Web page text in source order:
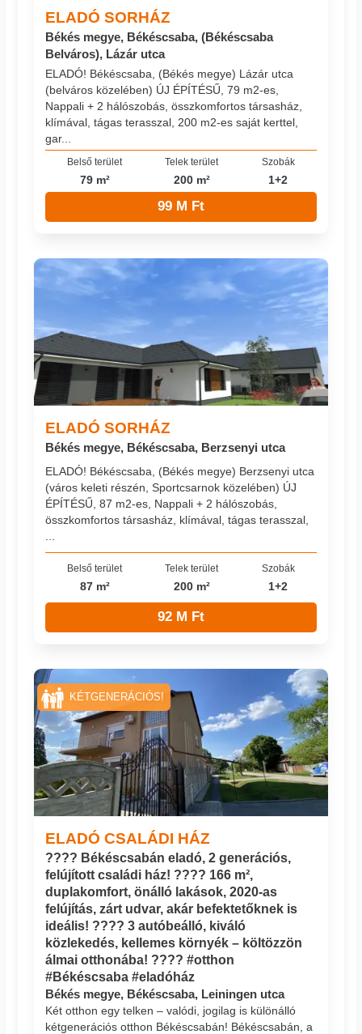
ELADÓ SORHÁZ
Békés megye, Békéscsaba, (Békéscsaba
Belváros), Lázár utca
ELADÓ! Békéscsaba, (Békés megye) Lázár utca
(belváros közelében) ÚJ ÉPÍTÉSŰ, 79 m2-es,
Nappali + 2 hálószobás, összkomfortos társasház,
klímával, tágas terasszal, 200 m2-es saját kerttel,
gar...
Belső terület
79 m²
Telek terület
200 m²
Szobák
1+2
99 M Ft
ELADÓ SORHÁZ
Békés megye, Békéscsaba, Berzsenyi utca
ELADÓ! Békéscsaba, (Békés megye) Berzsenyi utca
(város keleti részén, Sportcsarnok közelében) ÚJ
ÉPÍTÉSŰ, 87 m2-es, Nappali + 2 hálószobás,
összkomfortos társasház, klímával, tágas terasszal,
...
Belső terület
87 m²
Telek terület
200 m²
Szobák
1+2
92 M Ft
ELADÓ CSALÁDI HÁZ
???? Békéscsabán eladó, 2 generációs,
felújított családi ház! ???? 166 m²,
duplakomfort, önálló lakások, 2020-as
felújítás, zárt udvar, akár befektetőknek is
ideális! ???? 3 autóbeálló, kiváló
közlekedés, kellemes környék – költözzön
álmai otthonába! ???? #otthon
#Békéscsaba #eladóház
Békés megye, Békéscsaba, Leiningen utca
Két otthon egy telken – valódi, jogilag is különálló
kétgenerációs otthon Békéscsabán! Békéscsabán, a
KÉTGENERÁCIÓS!